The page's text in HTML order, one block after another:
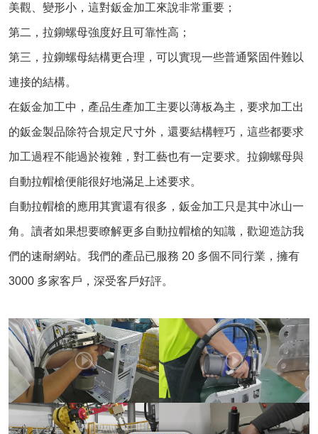
美觀、變形小，這對鈑金加工來說非常重要；
第二，拉鉚螺母強度好且可靠性高；
第三，拉鉚螺母結構更合理，可以實現一些普通緊固件難以
連接的結構。
在鈑金加工中，產品生產加工主要以薄板為主，要求加工出
的鈑金製品除符合規定尺寸外，還要結構輕巧，這些都要求
加工過程不能過於複雜，對工藝也有一定要求。拉鉚螺母與
自動拉帽槍便能很好地滿足上述要求。
自動拉帽槍的應用其實還有很多，鈑金加工只是其中冰山一
角。讀者如果想要瞭解更多自動拉帽槍的知識，歡迎造訪我
們的速耐網站。我們的產品已服務 20 多個不同行業，擁有
3000 多家客戶，深受客戶好評。